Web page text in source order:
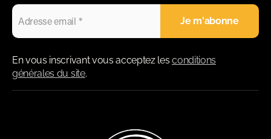
En vous inscrivant vous acceptez lesconditions
générales du site.